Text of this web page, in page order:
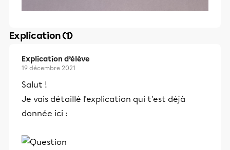
Explication (1)
Explication d’élève
19 décembre 2021
Salut !
Je vais détaillé l'explication qui t'est déjà
donnée ici :